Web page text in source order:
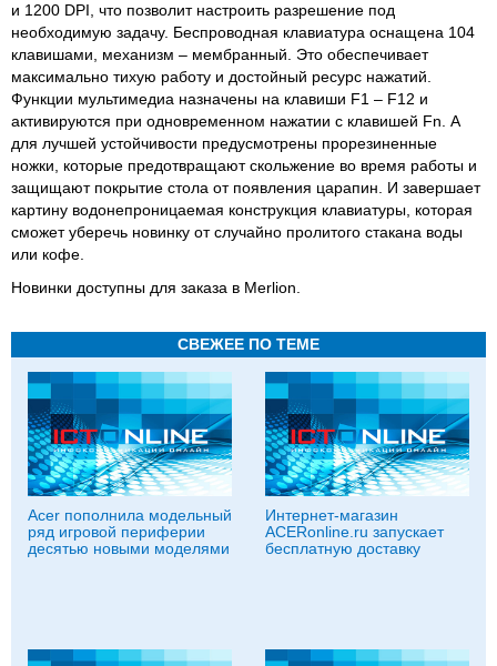
и 1200 DPI, что позволит настроить разрешение под
необходимую задачу. Беспроводная клавиатура оснащена 104
клавишами, механизм – мембранный. Это обеспечивает
максимально тихую работу и достойный ресурс нажатий.
Функции мультимедиа назначены на клавиши F1 – F12 и
активируются при одновременном нажатии с клавишей Fn. А
для лучшей устойчивости предусмотрены прорезиненные
ножки, которые предотвращают скольжение во время работы и
защищают покрытие стола от появления царапин. И завершает
картину водонепроницаемая конструкция клавиатуры, которая
сможет уберечь новинку от случайно пролитого стакана воды
или кофе.
Новинки доступны для заказа в Merlion.
СВЕЖЕЕ ПО ТЕМЕ
Acer пополнила модельный
ряд игровой периферии
десятью новыми моделями
Интернет-магазин
ACERonline.ru запускает
бесплатную доставку